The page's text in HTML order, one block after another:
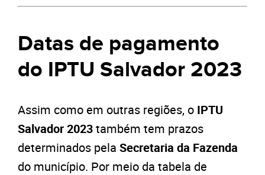
Datas de pagamento
do IPTU Salvador 2023
Assim como em outras regiões, o IPTU
Salvador 2023também tem prazos
determinados pela Secretaria da Fazenda
do município. Por meio da tabela de